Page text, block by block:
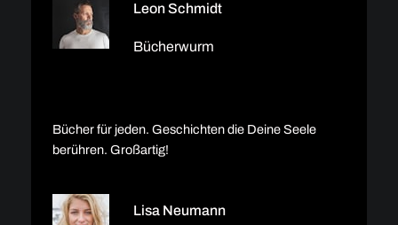
Leon Schmidt
Bücherwurm
Bücher für jeden. Geschichten die Deine Seele
berühren. Großartig!
Lisa Neumann